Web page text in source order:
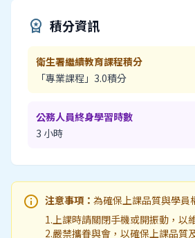
workspace_premium 積分資訊
衛生署繼續教育課程積分
「專業課程」3.0積分
公務人員終身學習時數
3 小時
info 注意事項： 為確保上課品質與學員
1.上課時請關閉手機或開振動，以
2.嚴禁攜眷與會，以確保上課品質